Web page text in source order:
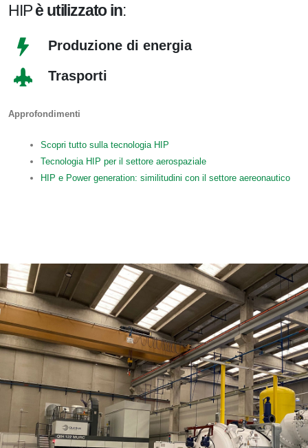
HIPè utilizzato in:
Produzione di energia
Trasporti
Approfondimenti
Scopri tutto sulla tecnologia HIP
Tecnologia HIP per il settore aerospaziale
HIP e Power generation: similitudini con il settore aereonautico